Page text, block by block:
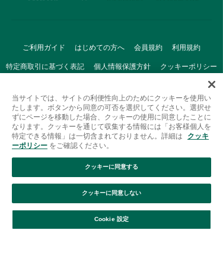
絞り込み 並び替え
ご利用ガイド はじめての方へ 会員規約 利用規約
特定商取引に基づく表記 個人情報保護方針 クッキーポリシー
Afternoon Tea(アフタヌーンティー)公式オンラインストアで
は、
キッチン・ダイニングなどの生活雑貨、紅茶・焼き菓子など、
毎日新商品をご用意しています。
当サイトでは、サイトの利便性向上のためにクッキーを使用い
たします。ボタンから同意の可否を選択してください。選択せ
ずにページを移動した場合、クッキーの使用に同意したことに
なります。クッキーを通じて収集する情報には「お客様個人を
特定できる情報」は一切含まれておりません。詳細は
クッキ
ーポリシー をご確認ください。
Cookie 設定
クッキーに同意しない
クッキーに同意する